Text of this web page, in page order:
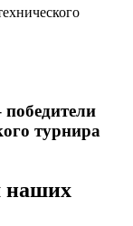
турнира
наших